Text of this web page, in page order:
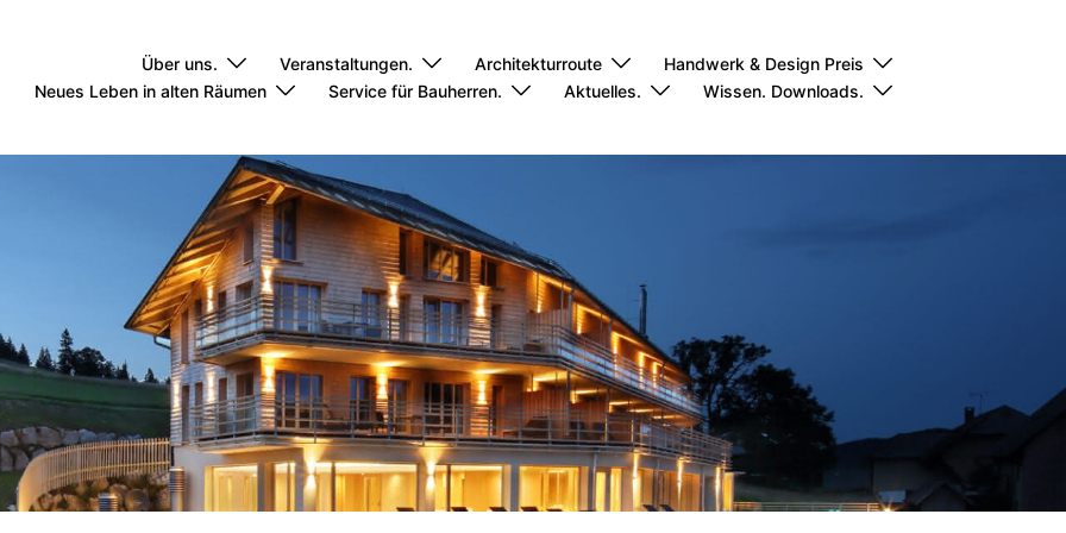
Über uns. Veranstaltungen. Architekturroute
Handwerk & Design Preis
Neues Leben in alten Räumen
Service für Bauherren. Aktuelles. Wissen. Downloads.